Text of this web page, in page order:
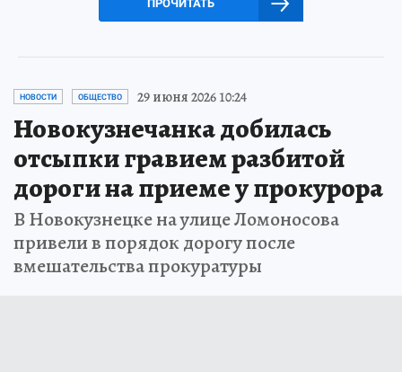
ПРОЧИТАТЬ
НОВОСТИ ОБЩЕСТВО 29 июня 2026 10:24
Новокузнечанка добилась
отсыпки гравием разбитой
дороги на приеме у прокурора
В Новокузнецке на улице Ломоносова
привели в порядок дорогу после
вмешательства прокуратуры